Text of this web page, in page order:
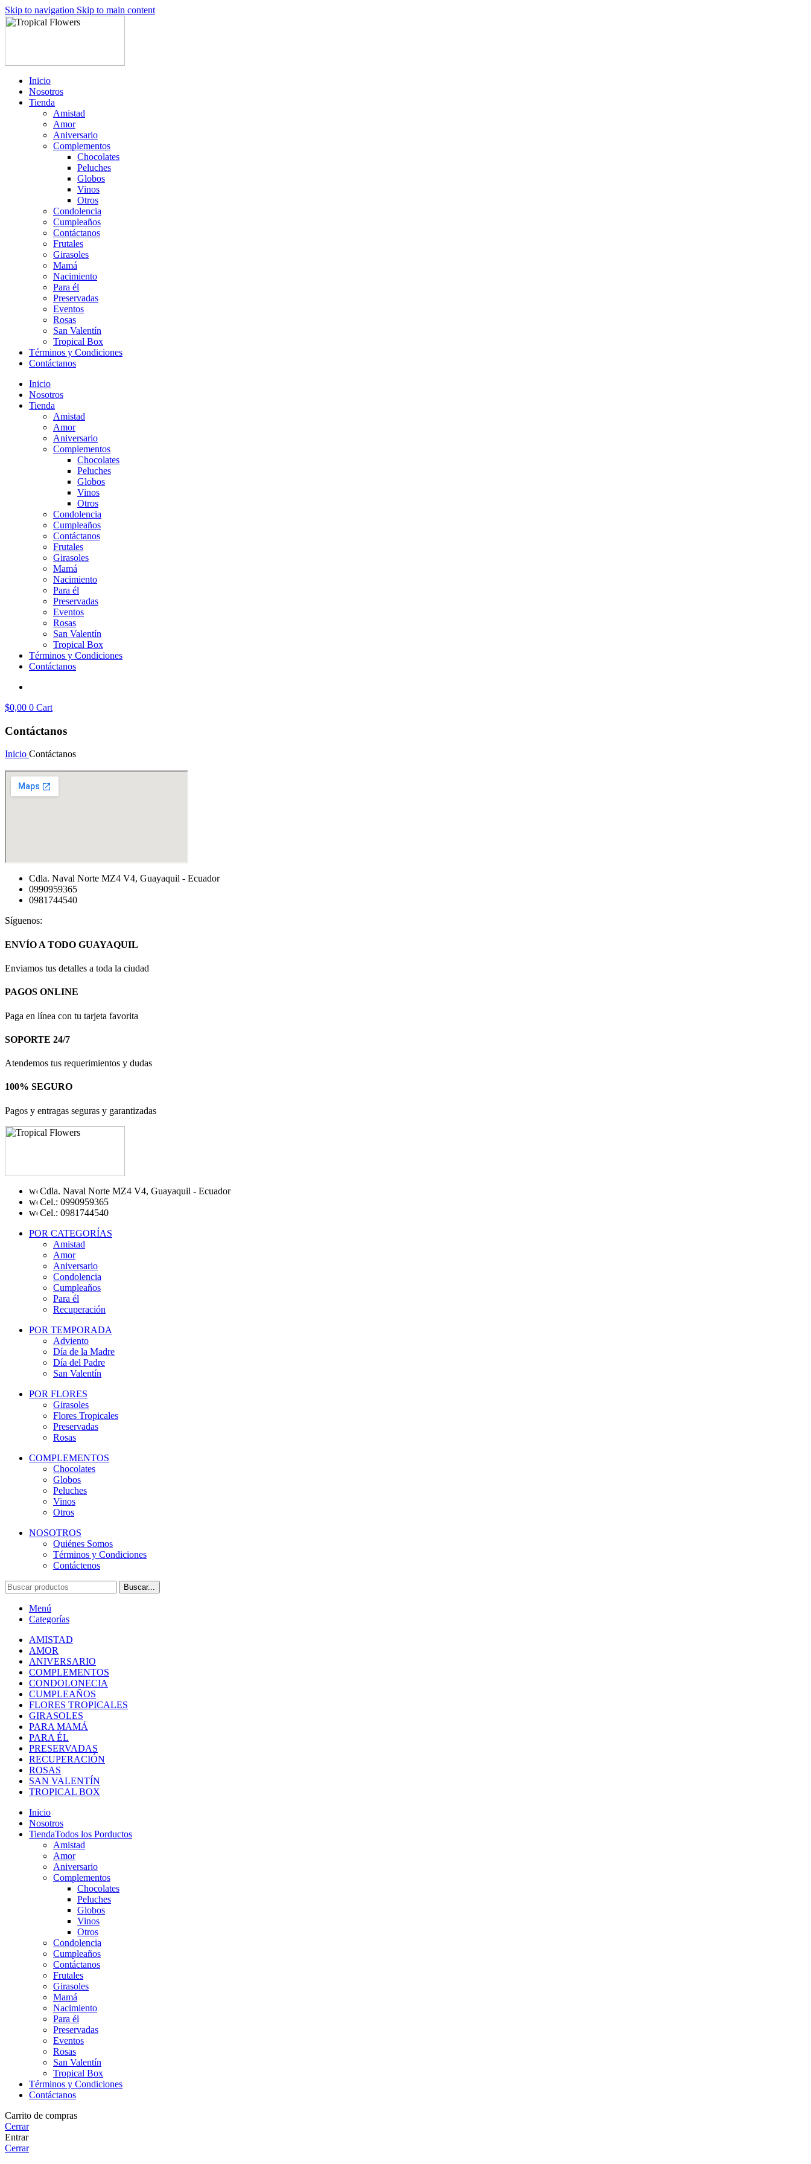
Skip to navigation Skip to main content
Inicio
Nosotros
Tienda
Amistad
Amor
Aniversario
Complementos
Chocolates
Peluches
Globos
Vinos
Otros
Condolencia
Cumpleaños
Contáctanos
Frutales
Girasoles
Mamá
Nacimiento
Para él
Preservadas
Eventos
Rosas
San Valentín
Tropical Box
Términos y Condiciones
Contáctanos
Inicio
Nosotros
Tienda
Amistad
Amor
Aniversario
Complementos
Chocolates
Peluches
Globos
Vinos
Otros
Condolencia
Cumpleaños
Contáctanos
Frutales
Girasoles
Mamá
Nacimiento
Para él
Preservadas
Eventos
Rosas
San Valentín
Tropical Box
Términos y Condiciones
Contáctanos
$0,00 0 Cart
Contáctanos
Inicio Contáctanos
Cdla. Naval Norte MZ4 V4, Guayaquil - Ecuador
0990959365
0981744540
Síguenos:
ENVÍO A TODO GUAYAQUIL
Enviamos tus detalles a toda la ciudad
PAGOS ONLINE
Paga en línea con tu tarjeta favorita
SOPORTE 24/7
Atendemos tus requerimientos y dudas
100% SEGURO
Pagos y entragas seguras y garantizadas
Cdla. Naval Norte MZ4 V4, Guayaquil - Ecuador
Cel.: 0990959365
Cel.: 0981744540
POR CATEGORÍAS
Amistad
Amor
Aniversario
Condolencia
Cumpleaños
Para él
Recuperación
POR TEMPORADA
Adviento
Día de la Madre
Día del Padre
San Valentín
POR FLORES
Girasoles
Flores Tropicales
Preservadas
Rosas
COMPLEMENTOS
Chocolates
Globos
Peluches
Vinos
Otros
NOSOTROS
Quiénes Somos
Términos y Condiciones
Contáctenos
Buscar...
Menú
Categorías
AMISTAD
AMOR
ANIVERSARIO
COMPLEMENTOS
CONDOLONECIA
CUMPLEAÑOS
FLORES TROPICALES
GIRASOLES
PARA MAMÁ
PARA ÉL
PRESERVADAS
RECUPERACIÓN
ROSAS
SAN VALENTÍN
TROPICAL BOX
Inicio
Nosotros
TiendaTodos los Porductos
Amistad
Amor
Aniversario
Complementos
Chocolates
Peluches
Globos
Vinos
Otros
Condolencia
Cumpleaños
Contáctanos
Frutales
Girasoles
Mamá
Nacimiento
Para él
Preservadas
Eventos
Rosas
San Valentín
Tropical Box
Términos y Condiciones
Contáctanos
Carrito de compras
Cerrar
Entrar
Cerrar